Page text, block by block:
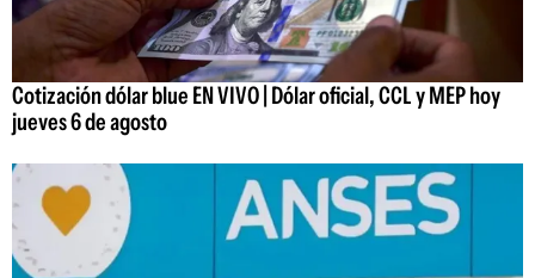
Cotización dólar blue EN VIVO | Dólar oficial, CCL y MEP hoy
jueves 6 de agosto